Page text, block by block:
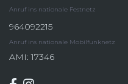
Anruf ins nationale Festnetz
964092215
Anruf ins nationale Mobilfunknetz
AMI: 17346